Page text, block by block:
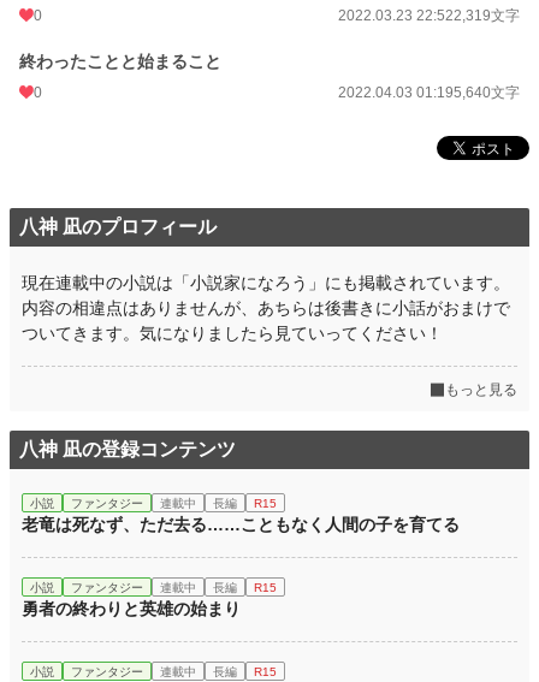
0 2022.03.23 22:522,319文字
終わったことと始まること
0 2022.04.03 01:195,640文字
八神 凪のプロフィール
現在連載中の小説は「小説家になろう」にも掲載されています。
内容の相違点はありませんが、あちらは後書きに小話がおまけで
ついてきます。気になりましたら見ていってください！
もっと見る
八神 凪の登録コンテンツ
小説 ファンタジー 連載中 長編 R15
老竜は死なず、ただ去る……こともなく人間の子を育てる
小説 ファンタジー 連載中 長編 R15
勇者の終わりと英雄の始まり
小説 ファンタジー 連載中 長編 R15